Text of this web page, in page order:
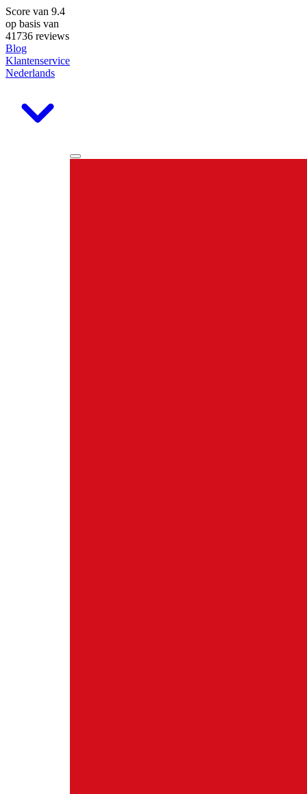
Score van 9.4
op basis van
41736 reviews
Blog
Klantenservice
Nederlands